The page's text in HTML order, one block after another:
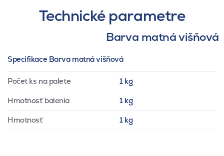
Technické parametre
Barva matná višňová
Specifikace Barva matná višňová
Počet ks na palete 1 kg
Hmotnosť balenia 1 kg
Hmotnosť 1 kg